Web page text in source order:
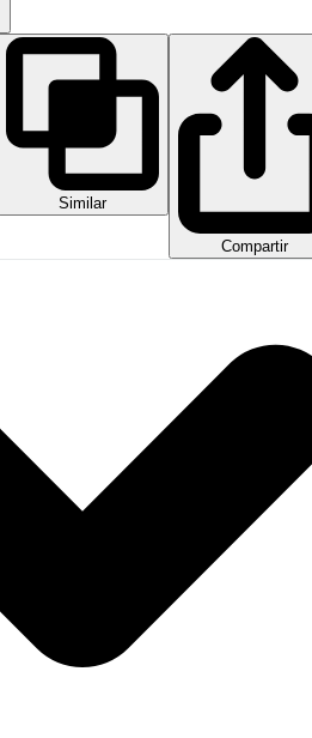
Similar
Compartir